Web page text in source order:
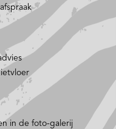
in de foto-galerij